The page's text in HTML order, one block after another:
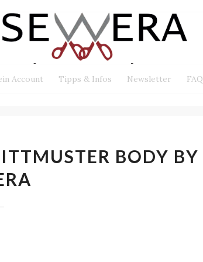
Account Tipps & Infos Newsletter FAQ
BODY BY